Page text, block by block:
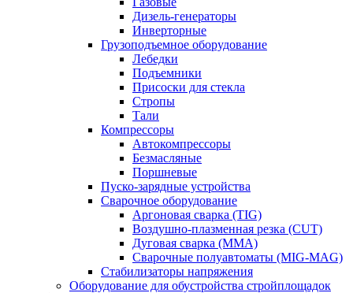
Дизель-генераторы
Инверторные
Грузоподъемное оборудование
Лебедки
Подъемники
Присоски для стекла
Стропы
Тали
Компрессоры
Автокомпрессоры
Безмасляные
Поршневые
Пуско-зарядные устройства
Сварочное оборудование
Аргоновая сварка (TIG)
Воздушно-плазменная резка (CUT)
Дуговая сварка (ММА)
Сварочные полуавтоматы (MIG-MAG)
Стабилизаторы напряжения
Оборудование для обустройства стройплощадок